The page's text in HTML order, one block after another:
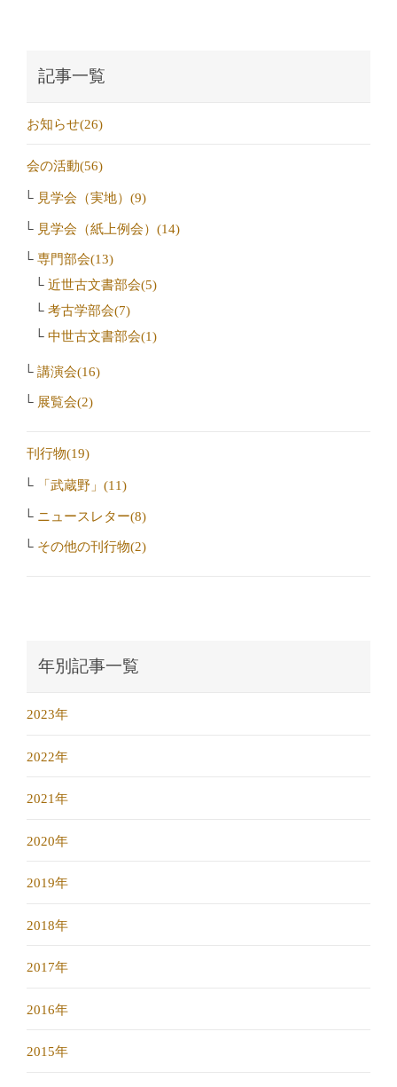
記事一覧
お知らせ(26)
会の活動(56)
見学会（実地）(9)
見学会（紙上例会）(14)
専門部会(13)
近世古文書部会(5)
考古学部会(7)
中世古文書部会(1)
講演会(16)
展覧会(2)
刊行物(19)
「武蔵野」(11)
ニュースレター(8)
その他の刊行物(2)
年別記事一覧
2023年
2022年
2021年
2020年
2019年
2018年
2017年
2016年
2015年